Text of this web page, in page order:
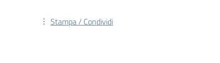
Stampa / Condividi